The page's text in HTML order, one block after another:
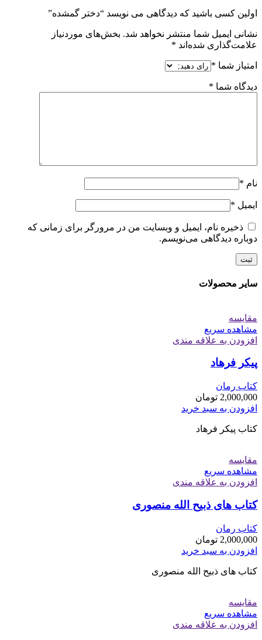
اولین کسی باشید که دیدگاهی می نویسد “دختر گمشده”
نشانی ایمیل شما منتشر نخواهد شد. بخش‌های موردنیاز
علامت‌گذاری شده‌اند *
امتیاز شما *
دیدگاه شما *
نام *
ایمیل *
ذخیره نام، ایمیل و وبسایت من در مرورگر برای زمانی که
دوباره دیدگاهی می‌نویسم.
سایر محصولات
مقایسه
مشاهده سریع
افزودن به علاقه مندی
پیکر فرهاد
کتاب رمان
2,000,000 تومان
افزودن به سبد خرید
کتاب پیکر فرهاد
مقایسه
مشاهده سریع
افزودن به علاقه مندی
کتاب های ذبیح الله منصوری
کتاب رمان
2,000,000 تومان
افزودن به سبد خرید
کتاب های ذبیح الله منصوری
مقایسه
مشاهده سریع
افزودن به علاقه مندی